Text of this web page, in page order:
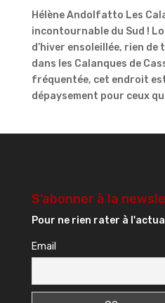
Hélène Andolfatto Les
incontournable du Sud !
d’hiver ensoleillée, rien de
dans les Calanques de
fréquentée, cet endroit
dépaysement pour ceux
S’abonner à la
Pour ne rien rater à
Email